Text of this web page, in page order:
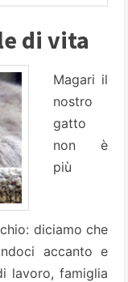
di vita
Magari il
nostro
gatto
non è
più
diciamo che
accanto e
lavoro, famiglia